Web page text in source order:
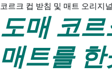
코르크 컵 받침 및 매트 오리지
도매 코
매트를